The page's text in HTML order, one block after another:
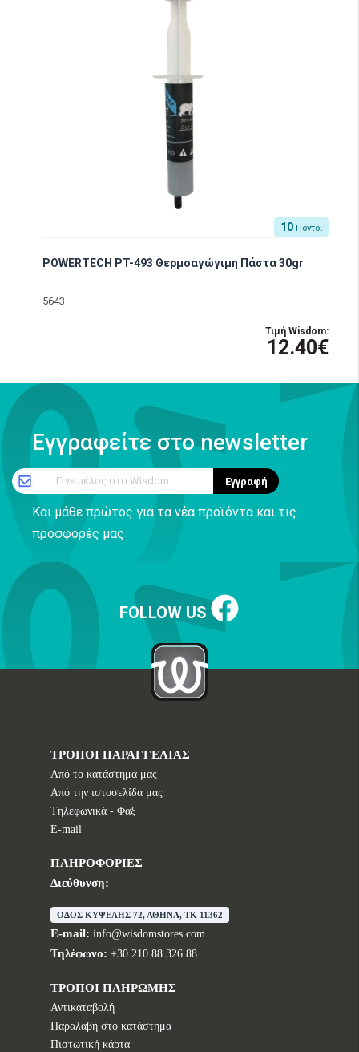
10 Πόντοι
POWERTECH PT-493 Θερμοαγώγιμη Πάστα 30gr
5643
Τιμή Wisdom:
12.40€
Εγγραφείτε στο newsletter
Γίνε μέλος στο Wisdom Εγγραφή
Και μάθε πρώτος για τα νέα προϊόντα και τις
προσφορές μας
FOLLOW US
ΤΡΟΠΟΙ ΠΑΡΑΓΓΕΛΙΑΣ
Από το κατάστημα μας
Από την ιστοσελίδα μας
Tηλεφωνικά - Φαξ
E-mail
ΠΛΗΡΟΦΟΡΙΕΣ
Διεύθυνση:
ΟΔΟΣ ΚΥΨΕΛΗΣ 72, ΑΘΗΝΑ, TK 11362
E-mail: info@wisdomstores.com
Τηλέφωνο: +30 210 88 326 88
ΤΡΟΠΟΙ ΠΛΗΡΩΜΗΣ
Αντικαταβολή
Παραλαβή στο κατάστημα
Πιστωτική κάρτα